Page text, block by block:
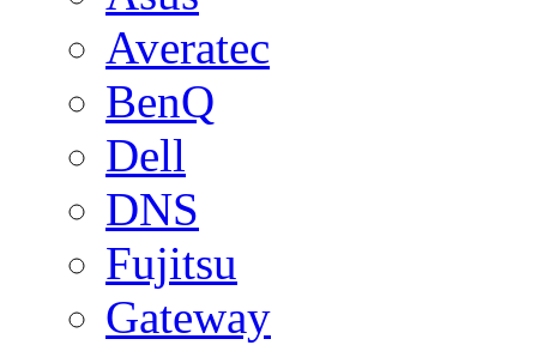
Averatec
BenQ
Dell
DNS
Fujitsu
Gateway